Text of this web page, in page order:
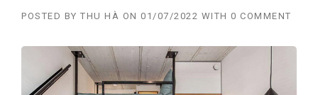
POSTED BY THU HÀ ON 01/07/2022 WITH 0 COMMENT